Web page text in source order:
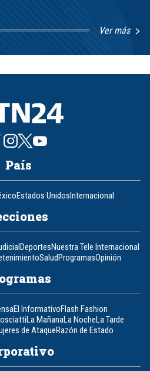
Ver más
País
Estados UnidosInternacional
DeportesNuestra Tele Internacional
SaludProgramasOpinión
El InformativoFlash Fashion
La MañanaLa NocheLa Tarde
de AtaqueRazón de Estado